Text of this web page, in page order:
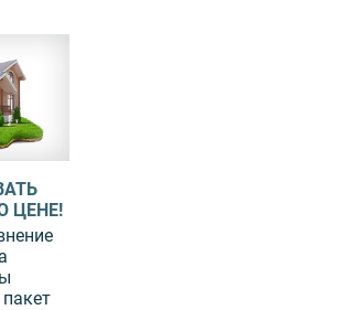
ЦЕНЕ!